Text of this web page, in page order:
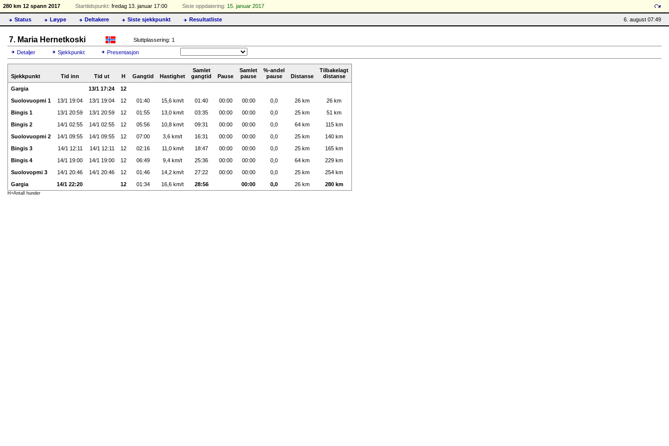
280 km 12 spann 2017 Starttidspunkt: fredag 13. januar 17:00 Siste oppdatering: 15. januar 2017
6. august 07:49
Status Løype Deltakere Siste sjekkpunkt Resultatliste
7. Maria Hernetkoski Sluttplassering: 1
Detaljer Sjekkpunkt Presentasjon
Sjekkpunkt Tid inn Tid ut H Gangtid Hastighet
Samlet
gangtid
Pause
Samlet
pause
%-andel
pause
Distanse
Tilbakelagt
distanse
Gargia 13/1 17:24
12
Suolovuopmi 1
13/1 19:04 13/1 19:04 12 01:40 15,6 km/t 01:40 00:00 00:00 0,0 26 km
26 km
Bingis 1
13/1 20:59 13/1 20:59 12 01:55 13,0 km/t 03:35 00:00 00:00 0,0 25 km
51 km
Bingis 2
14/1 02:55 14/1 02:55 12 05:56 10,8 km/t 09:31 00:00 00:00 0,0 64 km
115 km
Suolovuopmi 2
14/1 09:55 14/1 09:55 12 07:00 3,6 km/t 16:31 00:00 00:00 0,0 25 km
140 km
Bingis 3
14/1 12:11 14/1 12:11 12 02:16 11,0 km/t 18:47 00:00 00:00 0,0 25 km
165 km
Bingis 4
14/1 19:00 14/1 19:00 12 06:49 9,4 km/t 25:36 00:00 00:00 0,0 64 km
229 km
Suolovopmi 3
14/1 20:46 14/1 20:46 12 01:46 14,2 km/t 27:22 00:00 00:00 0,0 25 km
254 km
Gargia
14/1 22:20 12 01:34 16,6 km/t 28:56 00:00 0,0 26 km 280 km
H=Antall hunder